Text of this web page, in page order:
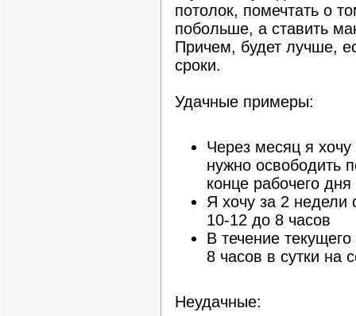
потолок, помечтать о
побольше, а ставить
Причем, будет лучше,
сроки.
Удачные примеры:
Через месяц я
нужно освободить
конце рабочего дня
Я хочу за 2 недели
10-12 до 8 часов
В течение
8 часов в сутки на
Неудачные: